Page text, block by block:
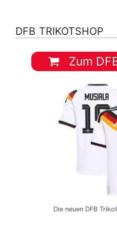
DFB TRIKOTSHOP
Zum
Die neuen DFB